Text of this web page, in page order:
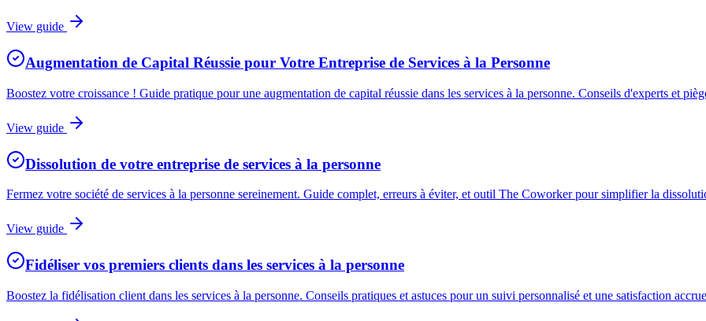
View guide
Augmentation de Capital Réussie pour Votre Entreprise de Services à la Personne
Boostez votre croissance ! Guide pratique pour une augmentation de capital réussie dans les services à la personne. Conseils d'experts et
View guide
Dissolution de votre entreprise de services à la personne
Fermez votre société de services à la personne sereinement. Guide complet, erreurs à éviter, et outil The Coworker pour simplifier la
View guide
Fidéliser vos premiers clients dans les services à la personne
Boostez la fidélisation client dans les services à la personne. Conseils pratiques et astuces pour un suivi personnalisé et une satisfaction